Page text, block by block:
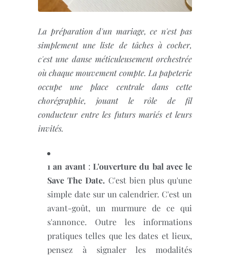
La préparation d'un mariage, ce n'est pas
simplement une liste de tâches à cocher,
c'est une danse méticuleusement orchestrée
où chaque mouvement compte. La papeterie
occupe une place centrale dans cette
chorégraphie, jouant le rôle de fil
conducteur entre les futurs mariés et leurs
invités.
1 an avant: L'ouverture du bal avec le
Save The Date. C'est bien plus qu'une
simple date sur un calendrier. C'est un
avant-goût, un murmure de ce qui
s'annonce. Outre les informations
pratiques telles que les dates et lieux,
pensez à signaler les modalités